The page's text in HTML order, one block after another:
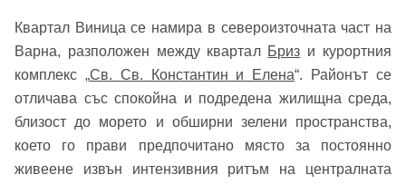
Квартал Виница се намира в североизточната част на
Варна, разположен между квартал Бриз и курортния
комплекс „Св. Св. Константин и Елена“. Районът се
отличава със спокойна и подредена жилищна среда,
близост до морето и обширни зелени пространства,
което го прави предпочитано място за постоянно
живеене извън интензивния ритъм на централната